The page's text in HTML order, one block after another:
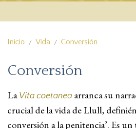
Inicio Vida Conversión
Conversión
La Vita coetanea arranca su
crucial de la vida de Llull,
conversión a la penitencia’. Es